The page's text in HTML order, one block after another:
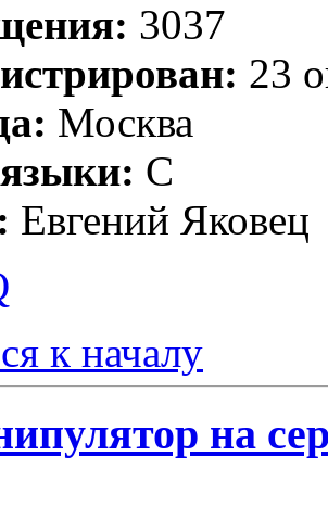
3037
23
Москва
С
Евгений Яковец
к началу
на